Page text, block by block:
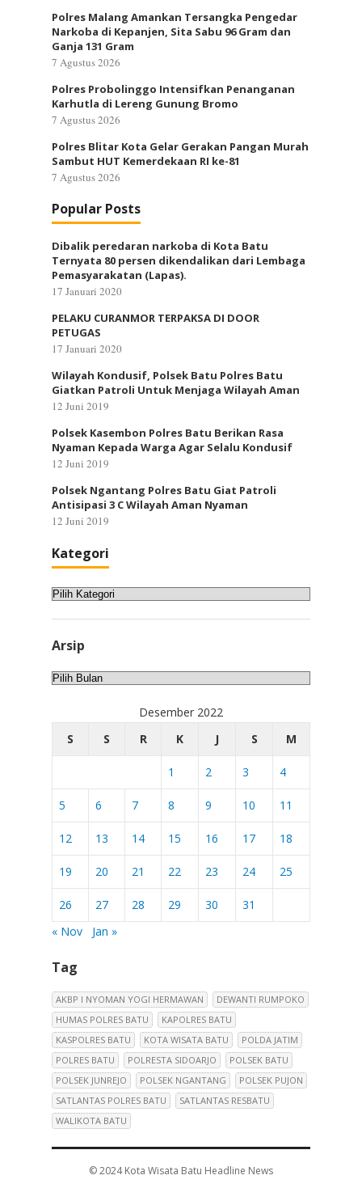
Polres Malang Amankan Tersangka Pengedar
Narkoba di Kepanjen, Sita Sabu 96 Gram dan
Ganja 131 Gram
7 Agustus 2026
Polres Probolinggo Intensifkan Penanganan
Karhutla di Lereng Gunung Bromo
7 Agustus 2026
Polres Blitar Kota Gelar Gerakan Pangan Murah
Sambut HUT Kemerdekaan RI ke-81
7 Agustus 2026
Popular Posts
Dibalik peredaran narkoba di Kota Batu
Ternyata 80 persen dikendalikan dari Lembaga
Pemasyarakatan (Lapas).
17 Januari 2020
PELAKU CURANMOR TERPAKSA DI DOOR
PETUGAS
17 Januari 2020
Wilayah Kondusif, Polsek Batu Polres Batu
Giatkan Patroli Untuk Menjaga Wilayah Aman
12 Juni 2019
Polsek Kasembon Polres Batu Berikan Rasa
Nyaman Kepada Warga Agar Selalu Kondusif
12 Juni 2019
Polsek Ngantang Polres Batu Giat Patroli
Antisipasi 3 C Wilayah Aman Nyaman
12 Juni 2019
Kategori
Kategori
Arsip
Arsip
Desember 2022
S
S R K J S M
1 2 3 4
5 6 7 8 9 10 11
12 13 14 15 16 17 18
19 20 21 22 23 24 25
26 27 28 29 30
31
« Nov
Jan »
Tag
AKBP I NYOMAN YOGI HERMAWAN
DEWANTI RUMPOKO
HUMAS POLRES BATU
KAPOLRES BATU
KASPOLRES BATU
KOTA WISATA BATU
POLDA JATIM
POLRES BATU
POLRESTA SIDOARJO
POLSEK BATU
POLSEK JUNREJO
POLSEK NGANTANG
POLSEK PUJON
SATLANTAS POLRES BATU
SATLANTAS RESBATU
WALIKOTA BATU
© 2024Kota Wisata Batu Headline News